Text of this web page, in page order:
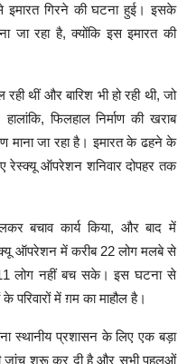
इमारत गिरने की घटना हुई। इसके
जा रहा है, क्योंकि इस इमारत की
थीं और बारिश भी हो रही थी, जो
फिलहाल निर्माण की खराब
माना जा रहा है। इमारत के ढहने के
रेस्क्यू ऑपरेशन शनिवार दोपहर तक
बचाव कार्य किया, और बाद में
ऑपरेशन में करीब 22 लोग मलबे से
लोग नहीं बच सके। इस घटना से
में ग़म का माहौल है।
स्थानीय प्रशासन के लिए एक बड़ा
जांच शुरू कर दी है और सभी पहलुओं